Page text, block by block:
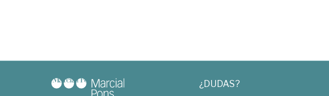
¿DUDAS?